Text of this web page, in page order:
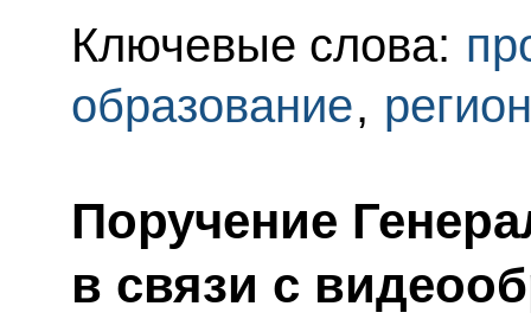
Ключевые слова:
образование,
Поручение
в связи с